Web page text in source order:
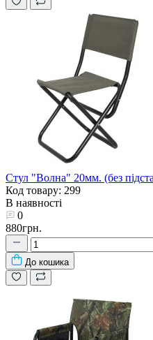
Стул "Волна" 20мм. (без
Код товару: 299
В наявності
0
880грн.
До кошика